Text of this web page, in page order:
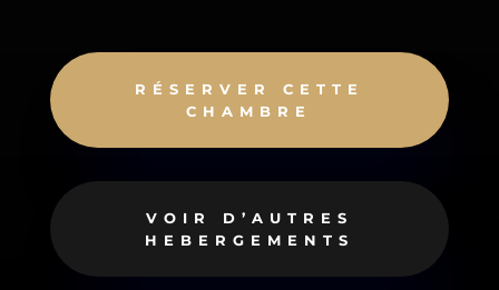
RÉSERVER CETTE
CHAMBRE
VOIR D’AUTRES
HEBERGEMENTS